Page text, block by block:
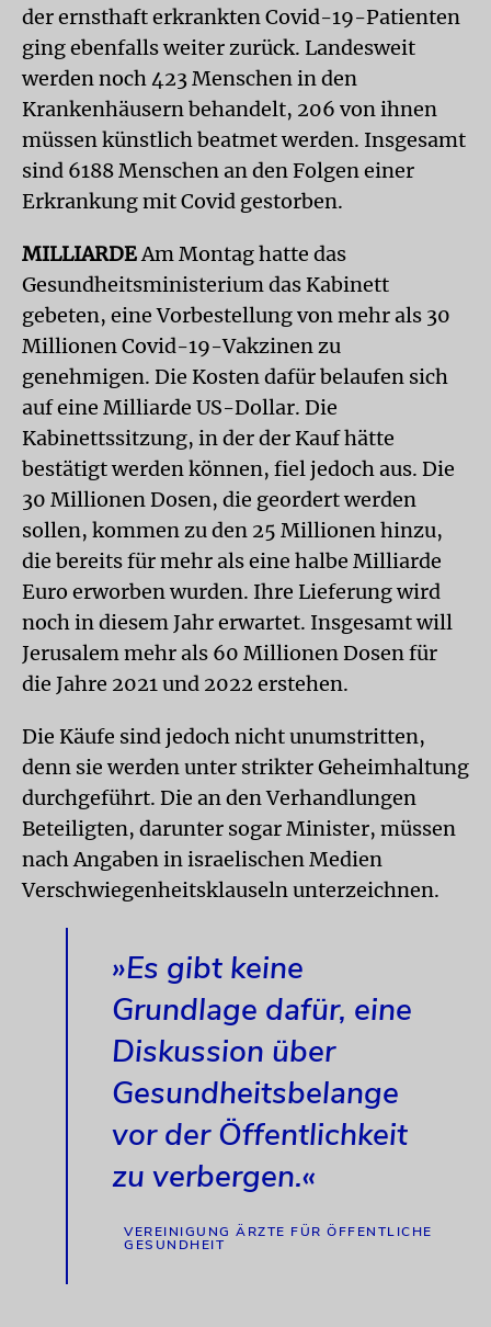
der ernsthaft erkrankten Covid-19-Patienten
ging ebenfalls weiter zurück. Landesweit
werden noch 423 Menschen in den
Krankenhäusern behandelt, 206 von ihnen
müssen künstlich beatmet werden. Insgesamt
sind 6188 Menschen an den Folgen einer
Erkrankung mit Covid gestorben.
MILLIARDEAm Montag hatte das
Gesundheitsministerium das Kabinett
gebeten, eine Vorbestellung von mehr als 30
Millionen Covid-19-Vakzinen zu
genehmigen. Die Kosten dafür belaufen sich
auf eine Milliarde US-Dollar. Die
Kabinettssitzung, in der der Kauf hätte
bestätigt werden können, fiel jedoch aus. Die
30 Millionen Dosen, die geordert werden
sollen, kommen zu den 25 Millionen hinzu,
die bereits für mehr als eine halbe Milliarde
Euro erworben wurden. Ihre Lieferung wird
noch in diesem Jahr erwartet. Insgesamt will
Jerusalem mehr als 60 Millionen Dosen für
die Jahre 2021 und 2022 erstehen.
Die Käufe sind jedoch nicht unumstritten,
denn sie werden unter strikter Geheimhaltung
durchgeführt. Die an den Verhandlungen
Beteiligten, darunter sogar Minister, müssen
nach Angaben in israelischen Medien
Verschwiegenheitsklauseln unterzeichnen.
»Es gibt keine
Grundlage dafür, eine
Diskussion über
Gesundheitsbelange
vor der Öffentlichkeit
zu verbergen.«
VEREINIGUNG ÄRZTE FÜR ÖFFENTLICHE
GESUNDHEIT